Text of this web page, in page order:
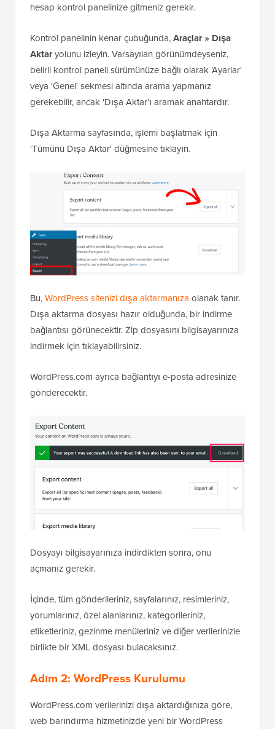
hesap kontrol panelinize gitmeniz gerekir.
Kontrol panelinin kenar çubuğunda,Araçlar » Dışa
Aktaryolunu izleyin. Varsayılan görünümdeyseniz,
belirli kontrol paneli sürümünüze bağlı olarak 'Ayarlar'
veya 'Genel' sekmesi altında arama yapmanız
gerekebilir, ancak 'Dışa Aktar'ı aramak anahtardır.
Dışa Aktarma sayfasında, işlemi başlatmak için
'Tümünü Dışa Aktar' düğmesine tıklayın.
Bu,WordPress sitenizi dışa aktarmanıza olanak tanır.
Dışa aktarma dosyası hazır olduğunda, bir indirme
bağlantısı görünecektir. Zip dosyasını bilgisayarınıza
indirmek için tıklayabilirsiniz.
WordPress.com ayrıca bağlantıyı e-posta adresinize
gönderecektir.
Dosyayı bilgisayarınıza indirdikten sonra, onu
açmanız gerekir.
İçinde, tüm gönderileriniz, sayfalarınız, resimleriniz,
yorumlarınız, özel alanlarınız, kategorileriniz,
etiketleriniz, gezinme menüleriniz ve diğer verilerinizle
birlikte bir XML dosyası bulacaksınız.
Adım 2: WordPress Kurulumu
WordPress.com verilerinizi dışa aktardığınıza göre,
web barındırma hizmetinizde yeni bir WordPress